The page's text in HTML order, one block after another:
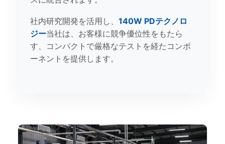
社内研究開発を活用し、 140W PDテクノロ
ジー当社は、お客様に競争優位性をもたら
す、コンパクトで厳格なテストを経たコンポ
ーネントを提供します。